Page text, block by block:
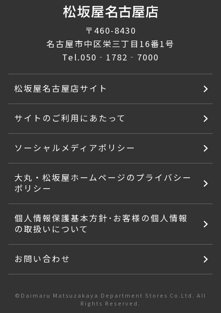
〒460-8430
名古屋市中区栄三丁目16番1号
Tel.050‐1782‐7000
松坂屋名古屋店サイト
サイトのご利用にあたって
ソーシャルメディアポリシー
大丸・松坂屋ホームページのプライバシー
ポリシー
個人情報保護基本方針･お客様の個人情報
の取扱いについて
お問い合わせ
©Daimaru Matsuzakaya Department Stores Co.Ltd. All
Rights Reserved.